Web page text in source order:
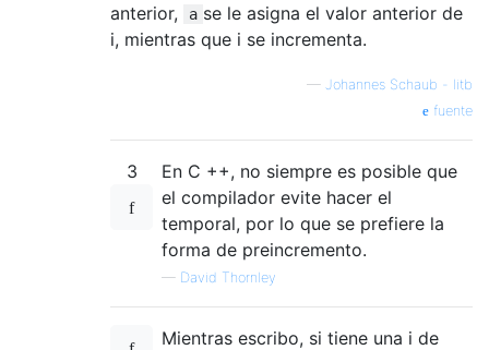
anterior,
a se le asigna el valor anterior de
i, mientras que i se incrementa.
— Johannes Schaub - litb
fuente
3
En C ++, no siempre es posible que
el compilador evite hacer el
temporal, por lo que se prefiere la
forma de preincremento.
— David Thornley
Mientras escribo, si tiene una i de